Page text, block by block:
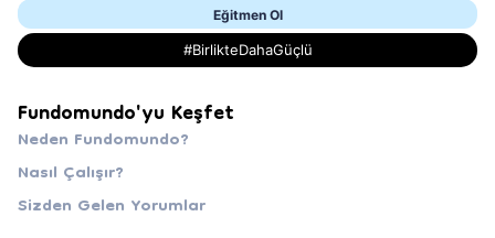
Eğitmen Ol
#BirlikteDahaGüçlü
Fundomundo'yu Keşfet
Neden Fundomundo?
Nasıl Çalışır?
Sizden Gelen Yorumlar